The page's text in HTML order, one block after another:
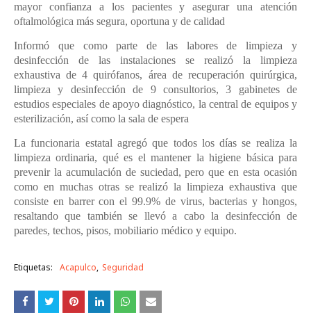
mayor confianza a los pacientes y asegurar una atención
oftalmológica más segura, oportuna y de calidad
Informó que como parte de las labores de limpieza y
desinfección de las instalaciones se realizó la limpieza
exhaustiva de 4 quirófanos, área de recuperación quirúrgica,
limpieza y desinfección de 9 consultorios, 3 gabinetes de
estudios especiales de apoyo diagnóstico, la central de equipos y
esterilización, así como la sala de espera
La funcionaria estatal agregó que todos los días se realiza la
limpieza ordinaria, qué es el mantener la higiene básica para
prevenir la acumulación de suciedad, pero que en esta ocasión
como en muchas otras se realizó la limpieza exhaustiva que
consiste en barrer con el 99.9% de virus, bacterias y hongos,
resaltando que también se llevó a cabo la desinfección de
paredes, techos, pisos, mobiliario médico y equipo.
Etiquetas: Acapulco Seguridad